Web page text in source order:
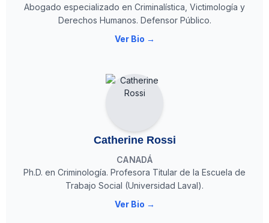
Abogado especializado en Criminalística, Victimología y
Derechos Humanos. Defensor Público.
Ver Bio →
Catherine Rossi
CANADÁ
Ph.D. en Criminología. Profesora Titular de la Escuela de
Trabajo Social (Universidad Laval).
Ver Bio →